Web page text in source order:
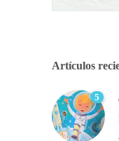
Artículos
5